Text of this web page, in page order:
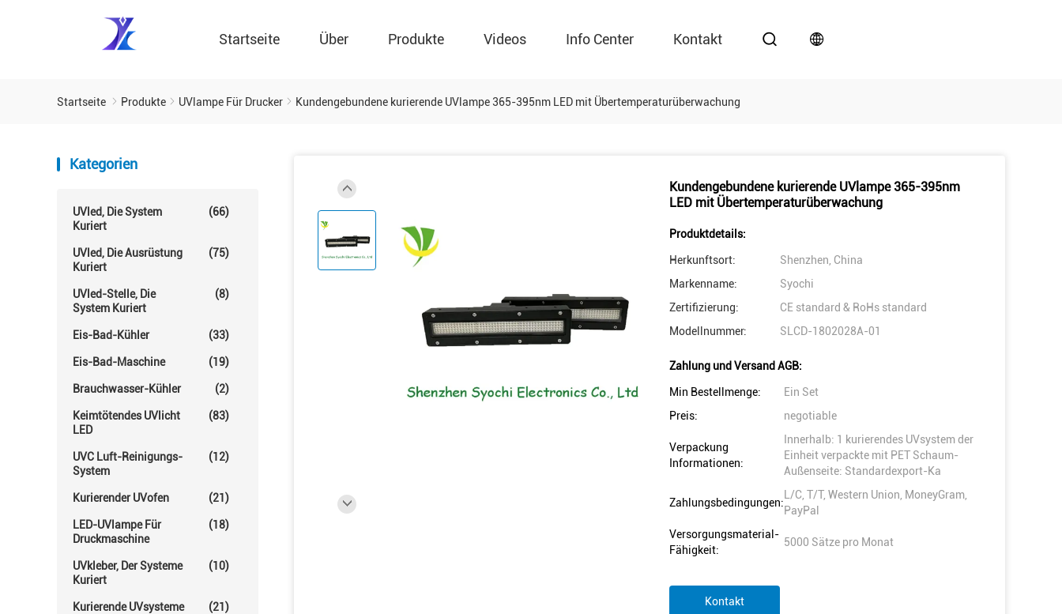
Startseite Über Produkte Videos Info Center Kontakt
Startseite Produkte UVlampe Für Drucker Kundengebundene kurierende UVlampe 365-395nm LED mit Übertemperaturüberwachung
Kategorien
UVled, Die System
Kuriert
(66)
UVled, Die Ausrüstung
Kuriert
(75)
UVled-Stelle, Die
System Kuriert
(8)
Eis-Bad-Kühler (33)
Eis-Bad-Maschine (19)
Brauchwasser-Kühler (2)
Keimtötendes UVlicht
LED
(83)
UVC Luft-Reinigungs-
System
(12)
Kurierender UVofen (21)
LED-UVlampe Für
Druckmaschine
(18)
UVkleber, Der Systeme
Kuriert
(10)
Kurierende UVsysteme
(21)
Kundengebundene kurierende UVlampe 365-395nm
LED mit Übertemperaturüberwachung
Produktdetails:
Herkunftsort:
Shenzhen, China
Markenname:
Syochi
Zertifizierung:
CE standard & RoHs standard
Modellnummer:
SLCD-1802028A-01
Zahlung und Versand AGB:
Min Bestellmenge:
Ein Set
Preis:
negotiable
Verpackung
Informationen:
Innerhalb: 1 kurierendes UVsystem der
Einheit verpackte mit PET Schaum-
Außenseite: Standardexport-Ka
Zahlungsbedingungen:
L/C, T/T, Western Union, MoneyGram,
PayPal
Versorgungsmaterial-
Fähigkeit:
5000 Sätze pro Monat
Kontakt